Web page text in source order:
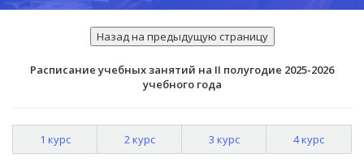
Расписание учебных занятий на II полугодие 2025-2026
учебного года
1 курс 2 курс 3 курс 4 курс